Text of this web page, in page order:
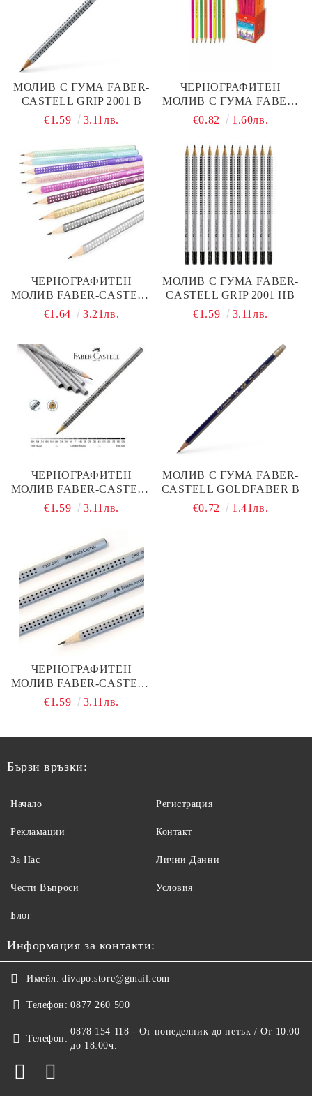
МОЛИВ С ГУМА FABER-
CASTELL GRIP 2001 B
€1.59
3.11лв.
ЧЕРНОГРАФИТЕН
МОЛИВ С ГУМА FABER-
CASTELL CANDY 1128
€0.82 1.60лв.
ЧЕРНОГРАФИТЕН
МОЛИВ FABER-CASTELL
SPARKLE NEON
€1.64 3.21лв.
МОЛИВ С ГУМА FABER-
CASTELL GRIP 2001 HB
€1.59
3.11лв.
ЧЕРНОГРАФИТЕН
МОЛИВ FABER-CASTELL
GRIP 2001 HB
€1.59 3.11лв.
МОЛИВ С ГУМА FABER-
CASTELL GOLDFABER B
€0.72
1.41лв.
ЧЕРНОГРАФИТЕН
МОЛИВ FABER-CASTELL
GRIP 2001 B
€1.59 3.11лв.
Бързи връзки:
Начало
Рекламации
За Нас
Чести Въпроси
Регистрация
Контакт
Лични Данни
Условия
Блог
Информация за контакти:
Имейл: divapo.store@gmail.com
Телефон: 0877 260 500
Телефон:
0878 154 118 - От понеделник до петък / От 10:00
до 18:00ч.